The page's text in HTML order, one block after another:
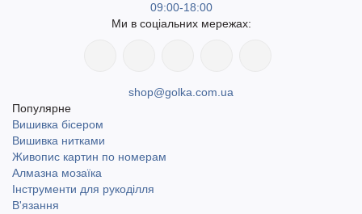
09:00-18:00
Ми в соціальних мережах:
shop@golka.com.ua
Популярне
Вишивка бісером
Вишивка нитками
Живопис картин по номерам
Алмазна мозаїка
Інструменти для рукоділля
В'язання